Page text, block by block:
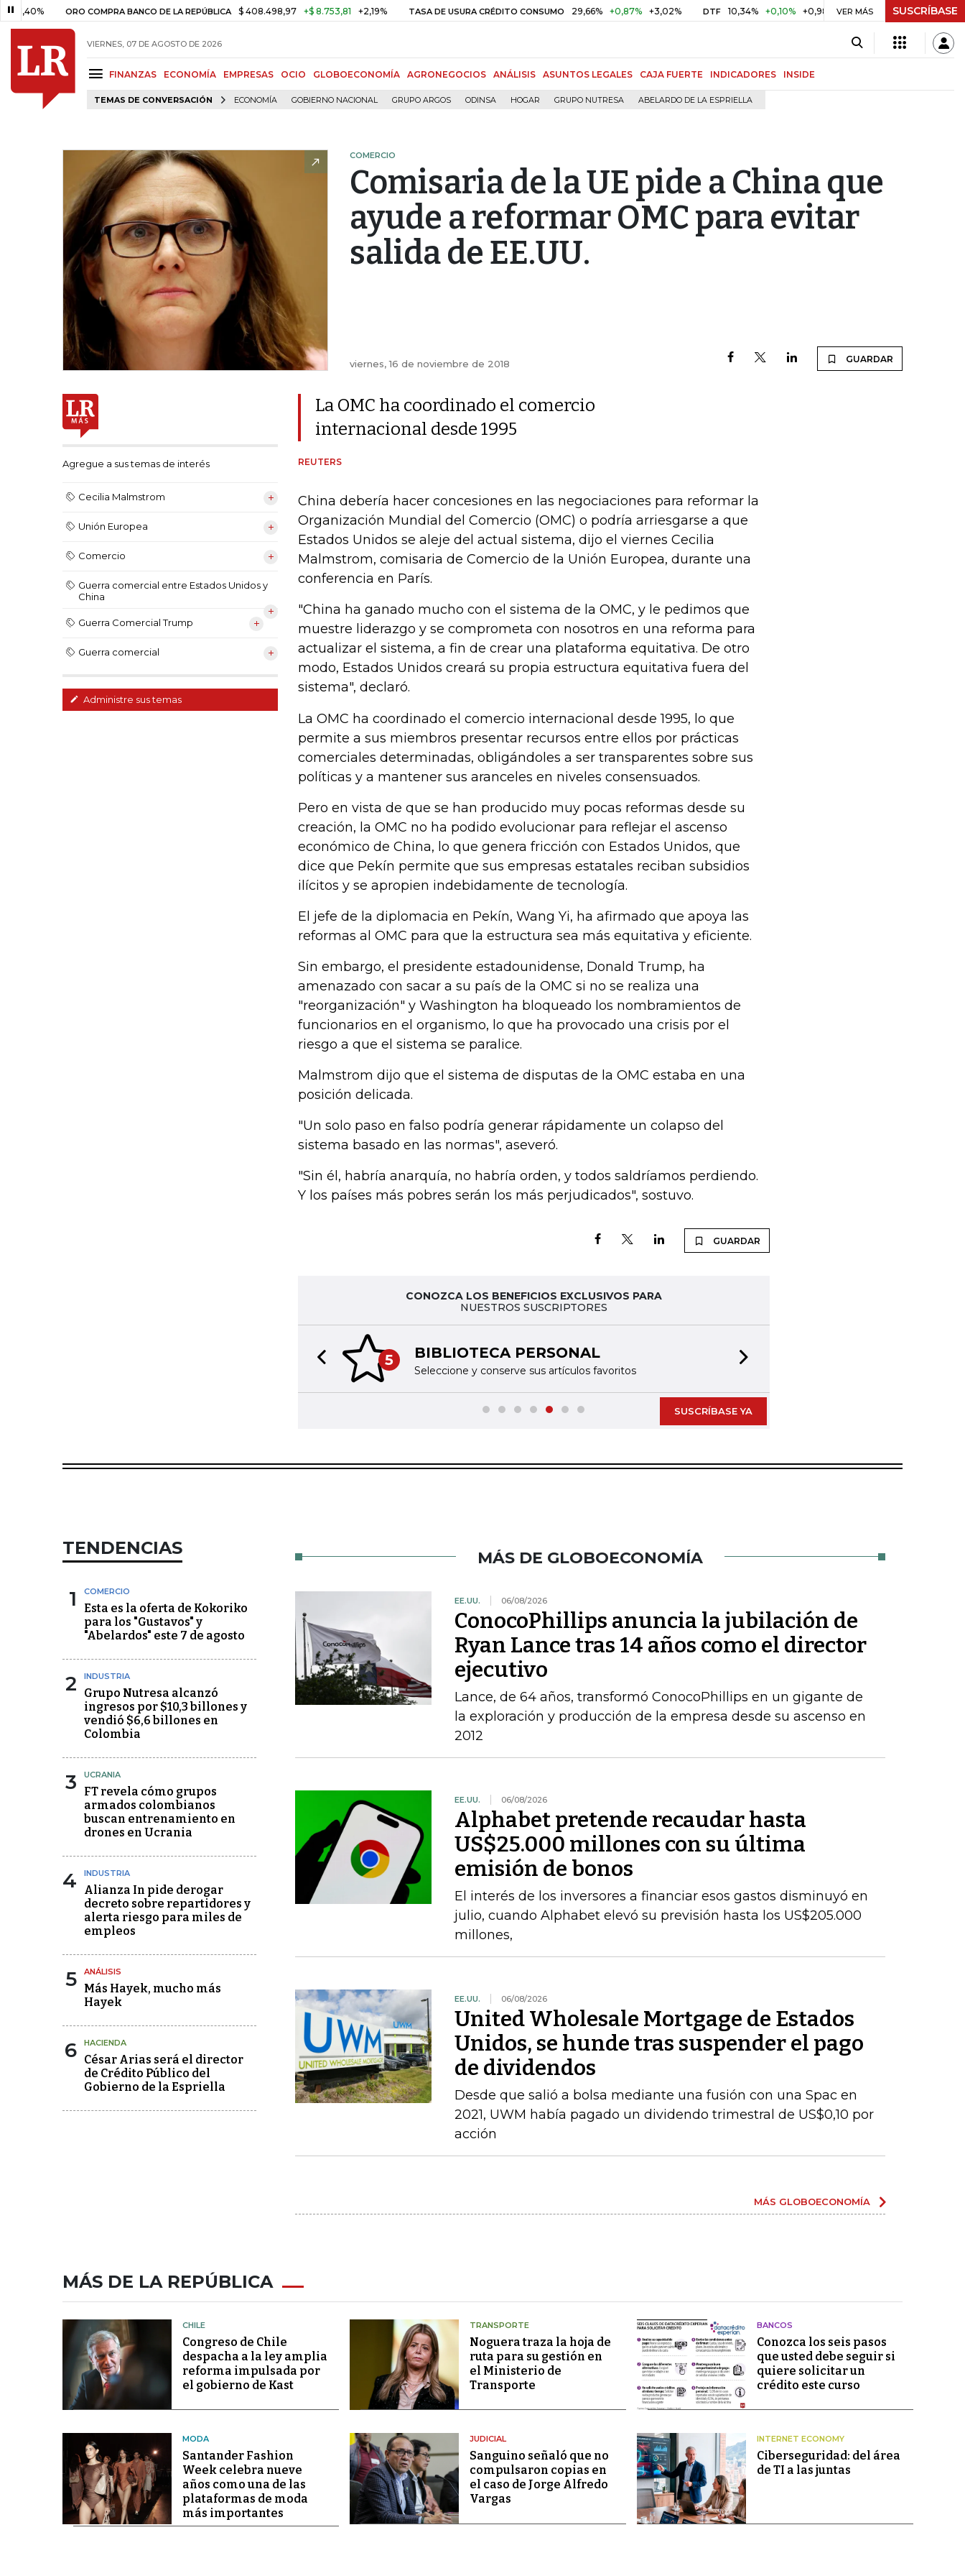
ORO COMPRA BANCO DE LA REPÚBLICA $ 408.498,97 +$ 8.753,81 +2,19% TASA DE USURA CRÉDITO CONSUMO 29,66% +0,87% +3,02% DTF 10,34% +0,10% +0,98% UVR $ 416,91 +$ 0,05 +0,01%
VER MÁS SUSCRÍBASE
VIERNES, 07 DE AGOSTO DE 2026
FINANZAS ECONOMÍA EMPRESAS OCIO GLOBOECONOMÍA AGRONEGOCIOS ANÁLISIS ASUNTOS LEGALES CAJA FUERTE INDICADORES INSIDE
TEMAS DE CONVERSACIÓN ECONOMÍA GOBIERNO NACIONAL GRUPO ARGOS ODINSA HOGAR GRUPO NUTRESA ABELARDO DE LA ESPRIELLA
COMERCIO
Comisaria de la UE pide a China que
ayude a reformar OMC para evitar
salida de EE.UU.
viernes, 16 de noviembre de 2018 GUARDAR
Agregue a sus temas de interés
Cecilia Malmstrom
Unión Europea
Comercio
Guerra comercial entre Estados Unidos y
China
Guerra Comercial Trump
Guerra comercial
Administre sus temas
La OMC ha coordinado el comercio
internacional desde 1995
REUTERS
China debería hacer concesiones en las negociaciones para reformar la
Organización Mundial del Comercio (OMC) o podría arriesgarse a que
Estados Unidos se aleje del actual sistema, dijo el viernes Cecilia
Malmstrom, comisaria de Comercio de la Unión Europea, durante una
conferencia en París.
"China ha ganado mucho con el sistema de la OMC, y le pedimos que
muestre liderazgo y se comprometa con nosotros en una reforma para
actualizar el sistema, a fin de crear una plataforma equitativa. De otro
modo, Estados Unidos creará su propia estructura equitativa fuera del
sistema", declaró.
La OMC ha coordinado el comercio internacional desde 1995, lo que
permite a sus miembros presentar recursos entre ellos por prácticas
comerciales determinadas, obligándoles a ser transparentes sobre sus
políticas y a mantener sus aranceles en niveles consensuados.
Pero en vista de que se han producido muy pocas reformas desde su
creación, la OMC no ha podido evolucionar para reflejar el ascenso
económico de China, lo que genera fricción con Estados Unidos, que
dice que Pekín permite que sus empresas estatales reciban subsidios
ilícitos y se apropien indebidamente de tecnología.
El jefe de la diplomacia en Pekín, Wang Yi, ha afirmado que apoya las
reformas al OMC para que la estructura sea más equitativa y eficiente.
Sin embargo, el presidente estadounidense, Donald Trump, ha
amenazado con sacar a su país de la OMC si no se realiza una
"reorganización" y Washington ha bloqueado los nombramientos de
funcionarios en el organismo, lo que ha provocado una crisis por el
riesgo a que el sistema se paralice.
Malmstrom dijo que el sistema de disputas de la OMC estaba en una
posición delicada.
"Un solo paso en falso podría generar rápidamente un colapso del
sistema basado en las normas", aseveró.
"Sin él, habría anarquía, no habría orden, y todos saldríamos perdiendo.
Y los países más pobres serán los más perjudicados", sostuvo.
GUARDAR
CONOZCA LOS BENEFICIOS EXCLUSIVOS PARA
NUESTROS SUSCRIPTORES
5 BIBLIOTECA PERSONAL
Seleccione y conserve sus artículos favoritos
Previous slide
SUSCRÍBASE YA
TENDENCIAS
1 COMERCIO
Esta es la oferta de Kokoriko
para los "Gustavos" y
"Abelardos" este 7 de agosto
2 INDUSTRIA
Grupo Nutresa alcanzó
ingresos por $10,3 billones y
vendió $6,6 billones en
Colombia
3 UCRANIA
FT revela cómo grupos
armados colombianos
buscan entrenamiento en
drones en Ucrania
4 INDUSTRIA
Alianza In pide derogar
decreto sobre repartidores y
alerta riesgo para miles de
empleos
5 ANÁLISIS
Más Hayek, mucho más
Hayek
6 HACIENDA
César Arias será el director
de Crédito Público del
Gobierno de la Espriella
MÁS DE GLOBOECONOMÍA
EE.UU. 06/08/2026
ConocoPhillips anuncia la jubilación de
Ryan Lance tras 14 años como el director
ejecutivo
Lance, de 64 años, transformó ConocoPhillips en un gigante de
la exploración y producción de la empresa desde su ascenso en
2012
EE.UU. 06/08/2026
Alphabet pretende recaudar hasta
US$25.000 millones con su última
emisión de bonos
El interés de los inversores a financiar esos gastos disminuyó en
julio, cuando Alphabet elevó su previsión hasta los US$205.000
millones,
EE.UU. 06/08/2026
United Wholesale Mortgage de Estados
Unidos, se hunde tras suspender el pago
de dividendos
Desde que salió a bolsa mediante una fusión con una Spac en
2021, UWM había pagado un dividendo trimestral de US$0,10 por
acción
MÁS GLOBOECONOMÍA
MÁS DE LA REPÚBLICA
CHILE
Congreso de Chile
despacha a la ley amplia
reforma impulsada por
el gobierno de Kast
TRANSPORTE
Noguera traza la hoja de
ruta para su gestión en
el Ministerio de
Transporte
BANCOS
Conozca los seis pasos
que usted debe seguir si
quiere solicitar un
crédito este curso
MODA
Santander Fashion
Week celebra nueve
años como una de las
plataformas de moda
más importantes
JUDICIAL
Sanguino señaló que no
compulsaron copias en
el caso de Jorge Alfredo
Vargas
INTERNET ECONOMY
Ciberseguridad: del área
de TI a las juntas